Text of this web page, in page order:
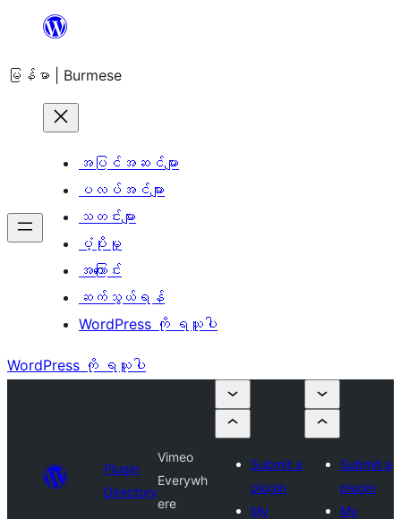
အကြောင်းအရာ
ကျော်သွား
မြန်မာ | Burmese
အပြင်အဆင်များ
ပလပ်အင်များ
သတင်းများ
ပံ့ပိုးမှု
အကြောင်း
ဆက်သွယ်ရန်
WordPress ကို ရယူပါ
WordPress ကို ရယူပါ
Plugin
Directory
Vimeo
Everywh
ere
Submit a
plugin
My
Submit a
plugin
My